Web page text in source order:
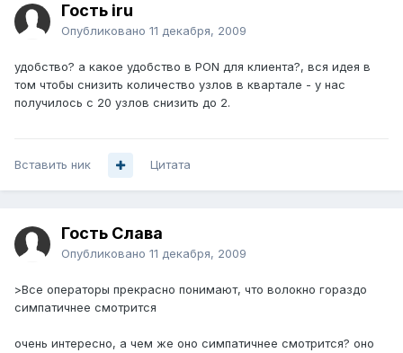
Гость iru
Опубликовано 11 декабря, 2009
удобство? а какое удобство в PON для клиента?, вся идея в
том чтобы снизить количество узлов в квартале - у нас
получилось с 20 узлов снизить до 2.
Вставить ник Цитата
Гость Слава
Опубликовано 11 декабря, 2009
>Все операторы прекрасно понимают, что волокно гораздо
симпатичнее смотрится
очень интересно, а чем же оно симпатичнее смотрится? оно